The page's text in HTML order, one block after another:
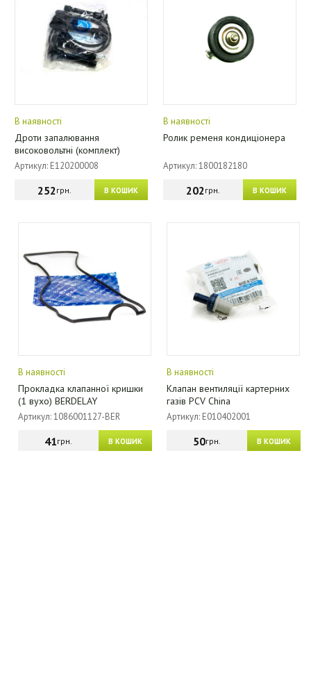
В наявності
Дроти запалювання
високовольтні (комплект)
Артикул: E120200008
В КОШИК
252грн.
В наявності
Ролик ременя кондиціонера
Артикул: 1800182180
В КОШИК
202грн.
В наявності
Прокладка клапанної кришки
(1 вухо) BERDELAY
Артикул: 1086001127-BER
В КОШИК
41грн.
В наявності
Клапан вентиляції картерних
газів PCV China
Артикул: E010402001
В КОШИК
50грн.